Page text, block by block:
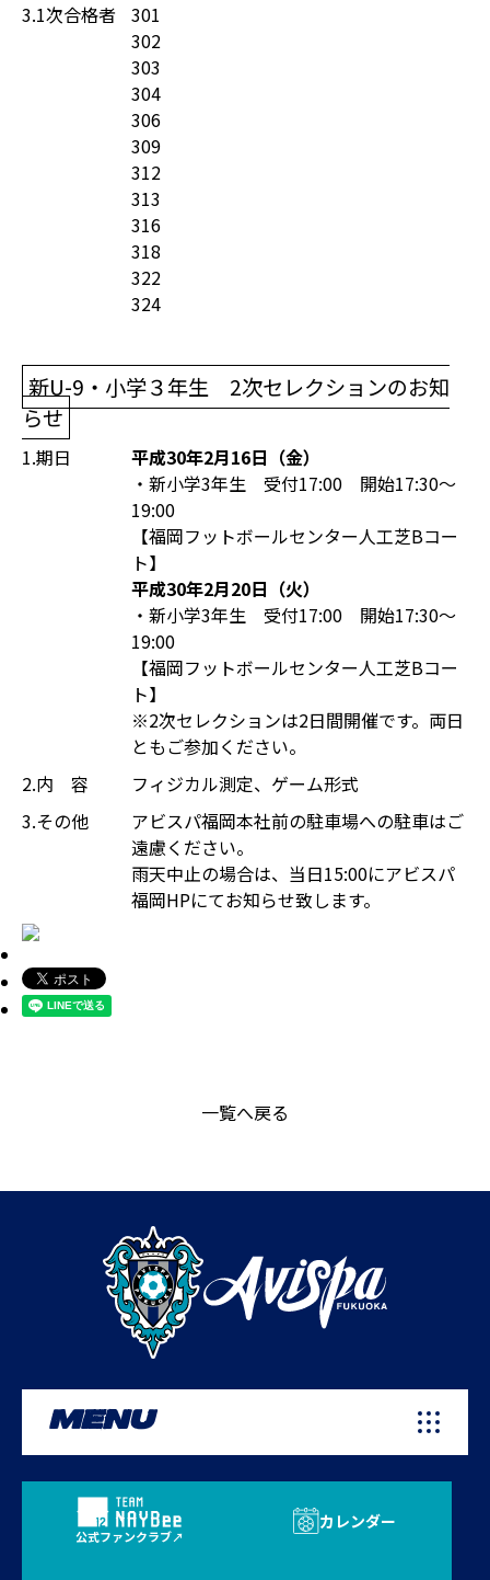
3.1次合格者 301
302
303
304
306
309
312
313
316
318
322
324
新U-9・小学３年生 2次セレクションのお知
らせ
1.期日
平成30年2月16日（金）
・新小学3年生 受付17:00 開始17:30〜
19:00
【福岡フットボールセンター人工芝Bコー
ト】
平成30年2月20日（火）
・新小学3年生 受付17:00 開始17:30～
19:00
【福岡フットボールセンター人工芝Bコー
ト】
※2次セレクションは2日間開催です。両日
ともご参加ください。
2.内 容
フィジカル測定、ゲーム形式
3.その他
アビスパ福岡本社前の駐車場への駐車はご
遠慮ください。
雨天中止の場合は、当日15:00にアビスパ
福岡HPにてお知らせ致します。
一覧へ戻る
MENU
公式ファンクラブ
カレンダー